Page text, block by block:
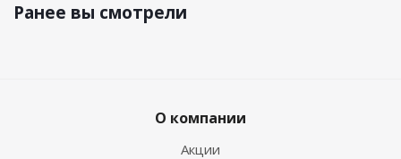
Ранее вы смотрели
О компании
Акции